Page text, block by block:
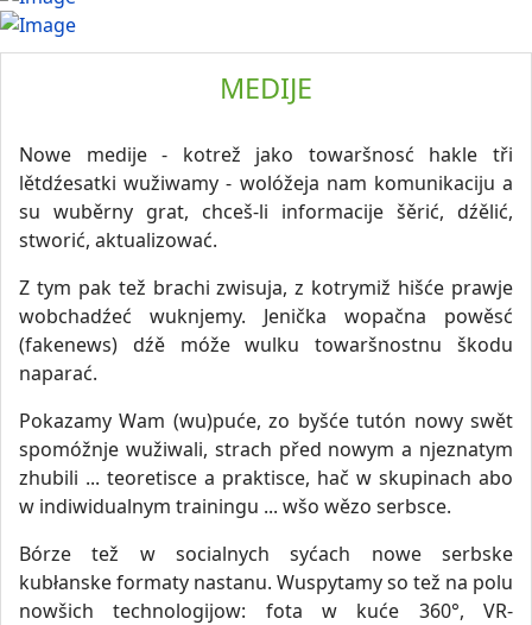
MEDIJE
Nowe medije - kotrež jako towaršnosć hakle tři
lětdźesatki wužiwamy - wolóžeja nam komunikaciju a
su wuběrny grat, chceš-li informacije šěrić, dźělić,
stworić, aktualizować.
Z tym pak tež brachi zwisuja, z kotrymiž hišće prawje
wobchadźeć wuknjemy. Jenička wopačna powěsć
(fakenews) dźě móže wulku towaršnostnu škodu
naparać.
Pokazamy Wam (wu)puće, zo byšće tutón nowy swět
spomóžnje wužiwali, strach před nowym a njeznatym
zhubili ... teoretisce a praktisce, hač w skupinach abo
w indiwidualnym trainingu ... wšo wězo serbsce.
Bórze tež w socialnych syćach nowe serbske
kubłanske formaty nastanu. Wuspytamy so tež na polu
nowšich technologijow: fota w kuće 360°, VR-